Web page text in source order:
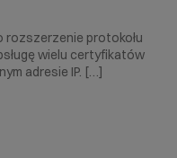
rozszerzenie protokołu
wielu certyfikatów
adresie IP. […]